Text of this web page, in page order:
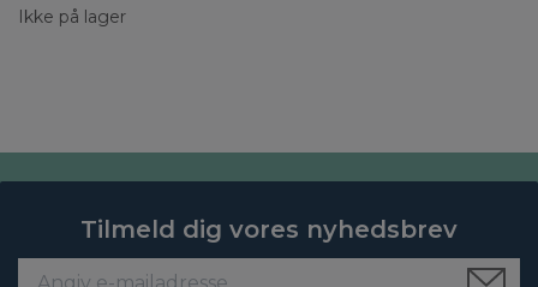
Ikke på lager
Tilmeld dig vores nyhedsbrev